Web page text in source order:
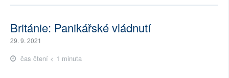
Británie: Panikářské vládnutí
29. 9. 2021
čas čtení < 1 minuta